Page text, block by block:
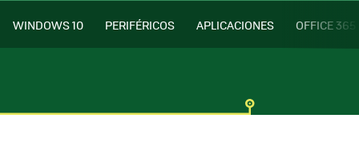
WINDOWS 10 PERIFÉRICOS APLICACIONES OFFICE 365